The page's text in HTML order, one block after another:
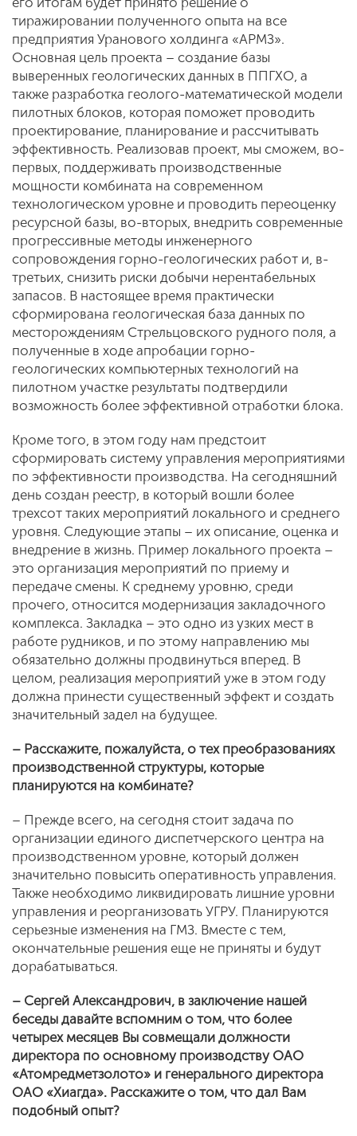
тиражировании полученного опыта на все
предприятия Уранового холдинга «АРМЗ».
Основная цель проекта – создание базы
выверенных геологических данных в ППГХО, а
также разработка геолого-математической модели
пилотных блоков, которая поможет проводить
проектирование, планирование и рассчитывать
эффективность. Реализовав проект, мы сможем, во-
первых, поддерживать производственные
мощности комбината на современном
технологическом уровне и проводить переоценку
ресурсной базы, во-вторых, внедрить современные
прогрессивные методы инженерного
сопровождения горно-геологических работ и, в-
третьих, снизить риски добычи нерентабельных
запасов. В настоящее время практически
сформирована геологическая база данных по
месторождениям Стрельцовского рудного поля, а
полученные в ходе апробации горно-
геологических компьютерных технологий на
пилотном участке результаты подтвердили
возможность более эффективной отработки блока.
Кроме того, в этом году нам предстоит
сформировать систему управления мероприятиями
по эффективности производства. На сегодняшний
день создан реестр, в который вошли более
трехсот таких мероприятий локального и среднего
уровня. Следующие этапы – их описание, оценка и
внедрение в жизнь. Пример локального проекта –
это организация мероприятий по приему и
передаче смены. К среднему уровню, среди
прочего, относится модернизация закладочного
комплекса. Закладка – это одно из узких мест в
работе рудников, и по этому направлению мы
обязательно должны продвинуться вперед. В
целом, реализация мероприятий уже в этом году
должна принести существенный эффект и создать
значительный задел на будущее.
– Расскажите, пожалуйста, о тех преобразованиях
производственной структуры, которые
планируются на комбинате?
– Прежде всего, на сегодня стоит задача по
организации единого диспетчерского центра на
производственном уровне, который должен
значительно повысить оперативность управления.
Также необходимо ликвидировать лишние уровни
управления и реорганизовать УГРУ. Планируются
серьезные изменения на ГМЗ. Вместе с тем,
окончательные решения еще не приняты и будут
дорабатываться.
– Сергей Александрович, в заключение нашей
беседы давайте вспомним о том, что более
четырех месяцев Вы совмещали должности
директора по основному производству ОАО
«Атомредметзолото» и генерального директора
ОАО «Хиагда». Расскажите о том, что дал Вам
подобный опыт?